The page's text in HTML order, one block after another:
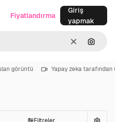
Temizlemek
Fiyatlandırma
Giriş
yapmak
görüntü Yapay zeka
Filtreler